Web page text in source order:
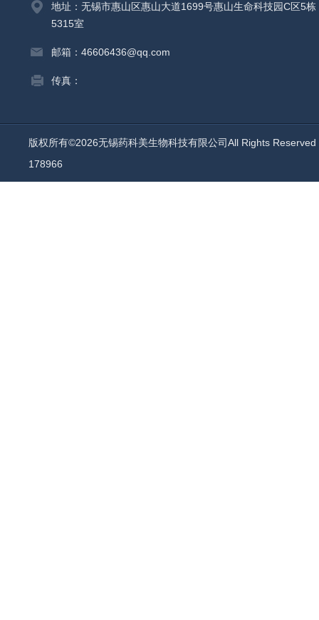
地址：无锡市惠山区惠山大道1699号惠山生命科技园C区5栋
5315室
邮箱：46606436@qq.com
传真：
版权所有©2026无锡药科美生物科技有限公司All Rights
178966